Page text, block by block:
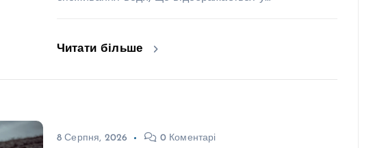
Читати більше
8 Серпня, 2026 0 Коментарі